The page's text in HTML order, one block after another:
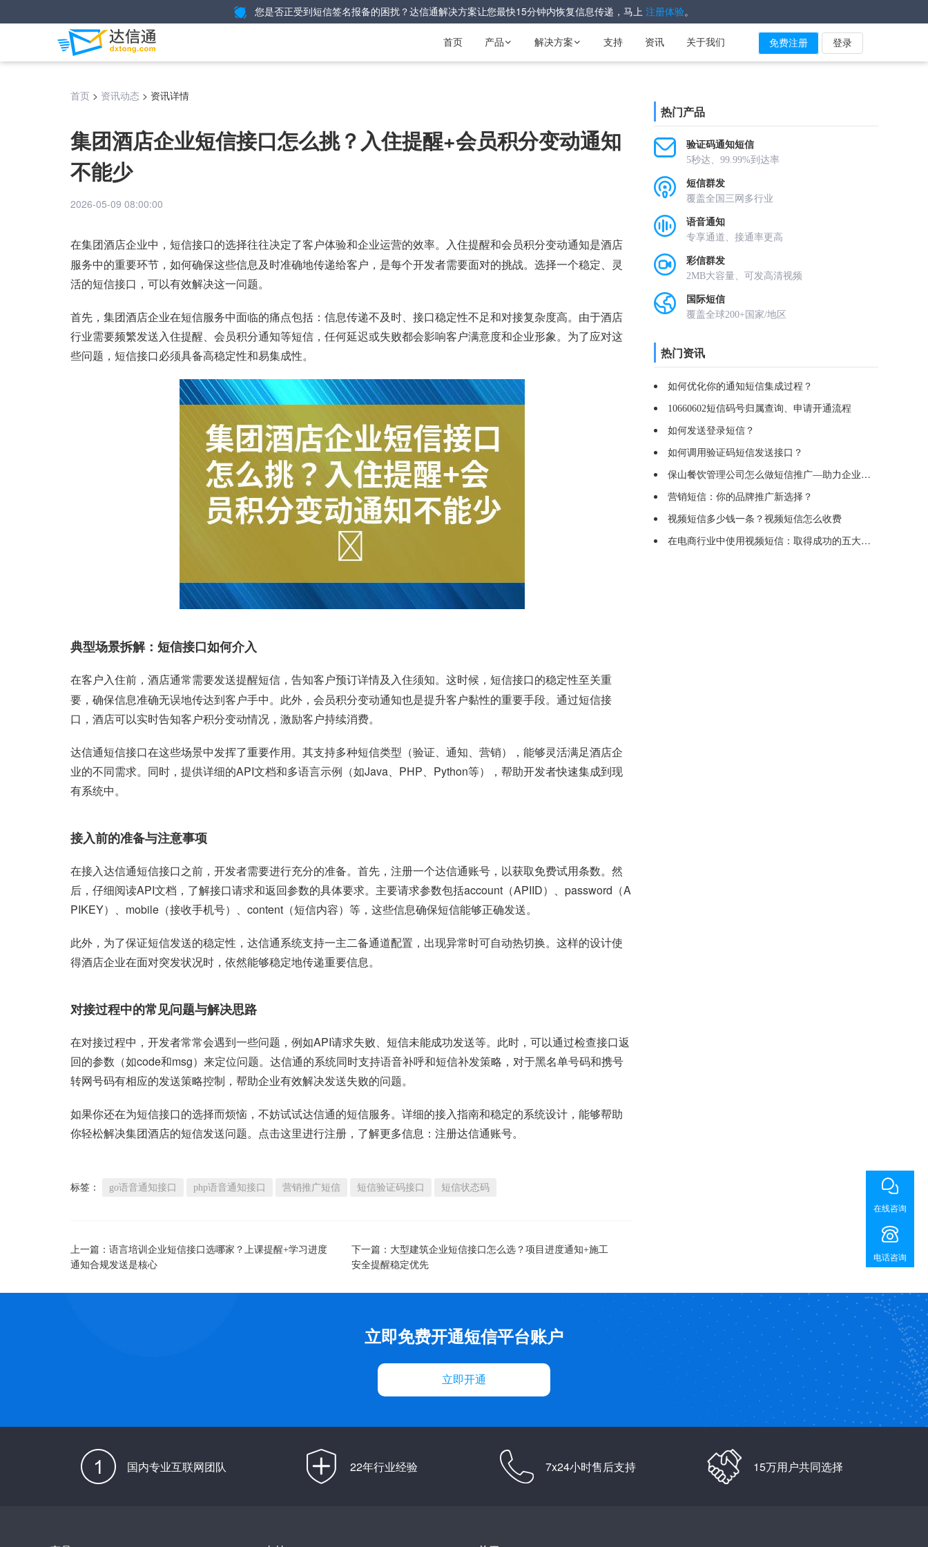
您是否正受到短信签名报备的困扰？达信通解决方案让您最快15分钟内恢复信息传递，马上 注册体验。
首页 产品  解决方案  支持 资讯 关于我们 免费注册 登录
首页 > 资讯动态 > 资讯详情
集团酒店企业短信接口怎么挑？入住提醒+会员积分变动通知
不能少​
2026-05-09 08:00:00
在集团酒店企业中， 短信接口的选择往往决定了客户体验和企业运营的效率。入住提醒和会员积分变动通知是酒店
服务中的重要环节，如何确保这些信息及时准确地传递给客户，是每个开发者需要面对的挑战。选择一个稳定、灵
活的短信接口，可以有效解决这一问题。
首先，集团酒店企业在短信服务中面临的痛点包括：信息传递不及时、接口稳定性不足和对接复杂度高。由于酒店
行业需要频繁发送入住提醒、会员积分通知等短信，任何延迟或失败都会影响客户满意度和企业形象。为了应对这
些问题，短信接口必须具备高稳定性和易集成性。
典型场景拆解：短信接口如何介入
在客户入住前，酒店通常需要发送提醒短信 ，告知客户预订详情及入住须知。这时候，短信接口的稳定性至关重
要，确保信息准确无误地传达到客户手中。此外，会员积分变动通知也是提升客户黏性的重要手段。通过短信接
口，酒店可以实时告知客户积分变动情况，激励客户持续消费。
达信通短信接口在这些场景中发挥了重要作用。其支持多种短信类型（验证、通知、营销），能够灵活满足酒店企
业的不同需求。同时，提供详细的API文档和多语言示例（如Java、PHP、Python等），帮助开发者快速集成到现
有系统中。
接入前的准备与注意事项
在接入达信通短信接口之前，开发者需要进行充分的准备。首先，注册一个达信通账号，以获取免费试用条数。然
后，仔细阅读API文档，了解接口请求和返回参数的具体要求。主要请求参数包括account（APIID）、password（A
PIKEY）、mobile（接收手机号）、content（短信内容）等，这些信息确保短信能够正确发送。
此外，为了保证短信发送的稳定性，达信通系统支持一主二备通道配置，出现异常时可自动热切换。这样的设计使
得酒店企业在面对突发状况时，依然能够稳定地传递重要信息。
对接过程中的常见问题与解决思路
在对接过程中，开发者常常会遇到一些问题，例如API请求失败、短信未能成功发送等。此时，可以通过检查接口返
回的参数（如code和msg）来定位问题。达信通的系统同时支持语音补呼和短信补发策略，对于黑名单号码和携号
转网号码有相应的发送策略控制，帮助企业有效解决发送失败的问题。
如果你还在为短信接口的选择而烦恼，不妨试试达信通的短信服务。详细的接入指南和稳定的系统设计，能够帮助
你轻松解决集团酒店的短信发送问题。点击这里进行注册，了解更多信息： 注册达信通账号。
标签： go语音通知接口 php语音通知接口 营销推广短信 短信验证码接口 短信状态码
上一篇： 语言培训企业短信接口选哪家？上课提醒+学习进度
通知合规发送是核心​
下一篇： 大型建筑企业短信接口怎么选？项目进度通知+施工
安全提醒稳定优先​
热门产品
验证码通知短信
5秒达、99.99%到达率
短信群发
覆盖全国三网多行业
语音通知
专享通道、接通率更高
彩信群发
2MB大容量、可发高清视频
国际短信
覆盖全球200+国家/地区
热门资讯
如何优化你的通知短信集成过程？
10660602短信码号归属查询、申请开通流程
如何发送登录短信？
如何调用验证码短信发送接口？
保山餐饮管理公司怎么做短信推广—助力企业营销
营销短信：你的品牌推广新选择？
视频短信多少钱一条？视频短信怎么收费
在电商行业中使用视频短信：取得成功的五大步骤
立即免费开通短信平台账户
立即开通
国内专业互联网团队 22年行业经验 7x24小时售后支持 15万用户共同选择
在线咨询
电话咨询